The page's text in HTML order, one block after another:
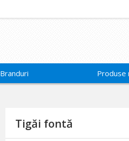
Branduri Produse
Tigăi fontă